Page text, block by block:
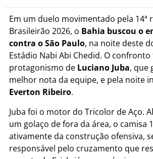
Em um duelo movimentado pela 14ª
Brasileirão 2026, o Bahia buscou o
contra o São Paulo, na noite deste
Estádio Nabi Abi Chedid. O
protagonismo de Luciano Juba, que
melhor nota da equipe, e pela noite
Everton Ribeiro.
Juba foi o motor do Tricolor de Aço.
um golaço de fora da área, o camisa
ativamente da construção ofensiva,
responsável pelo cruzamento que